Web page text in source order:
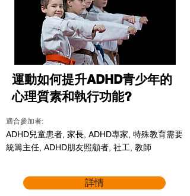
運動如何提升ADHD青少年的
心理質素和執行功能?
適合參加者:
ADHD兒童患者, 家長, ADHD專家, 特殊教育需要
統籌主任, ADHD朋友照顧者, 社工, 教師
詳情